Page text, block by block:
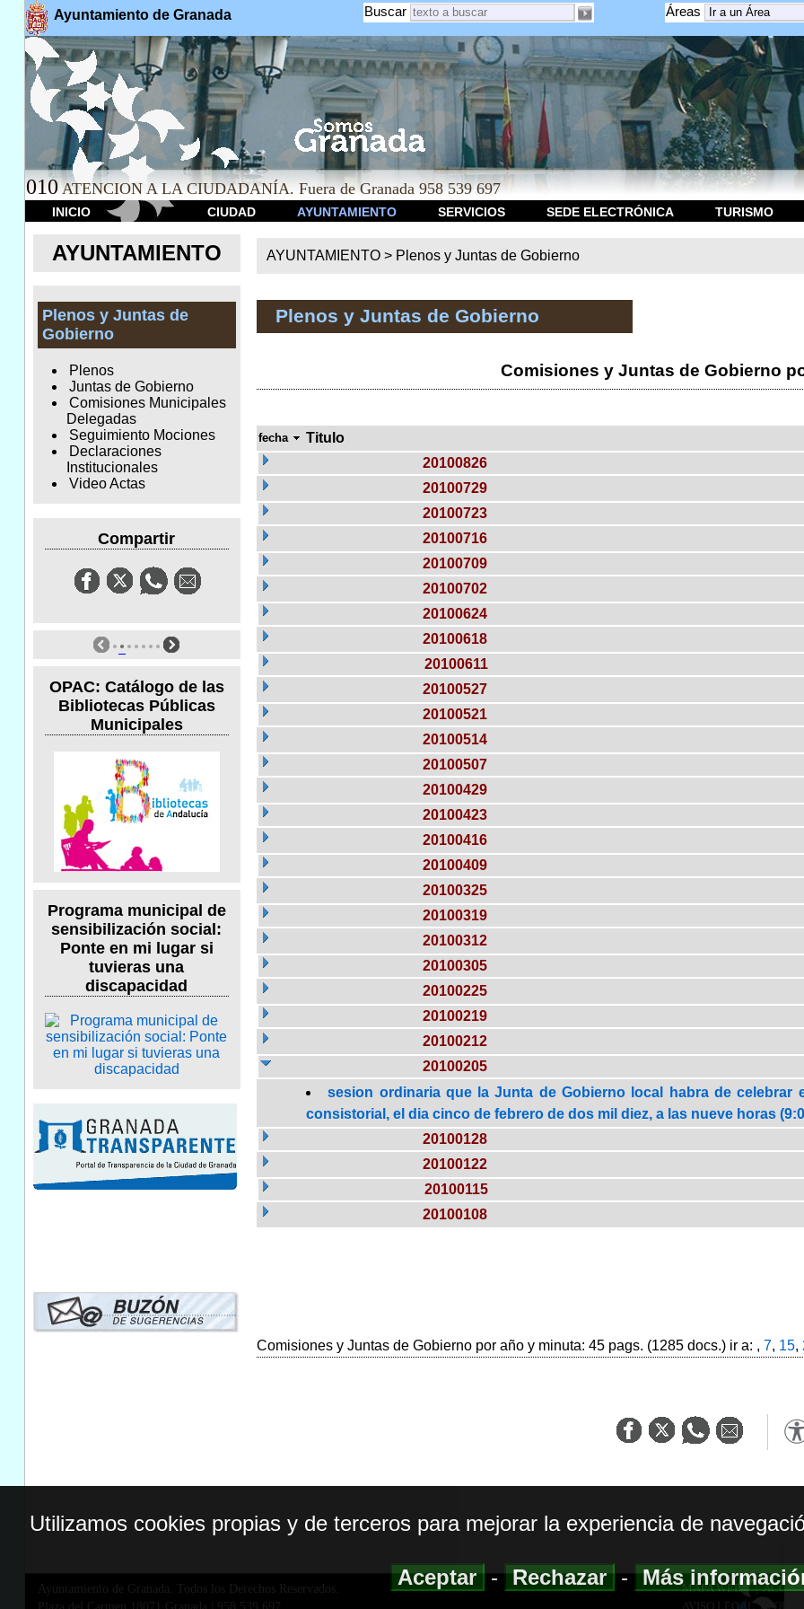
Ayuntamiento de Granada Áreas
Buscar
010 ATENCION A LA CIUDADANÍA. Fuera de Granada 958 539 697
INICIO CIUDAD AYUNTAMIENTO SERVICIOS SEDE ELECTRÓNICA TURISMO
AYUNTAMIENTO
Plenos y Juntas de
Gobierno
Plenos
Juntas de Gobierno
Comisiones Municipales
Delegadas
Seguimiento Mociones
Declaraciones
Institucionales
Video Actas
Compartir
OPAC: Catálogo de las
Bibliotecas Públicas
Municipales
Programa municipal de
sensibilización social:
Ponte en mi lugar si
tuvieras una
discapacidad
AYUNTAMIENTO > Plenos y Juntas de Gobierno
Plenos y Juntas de Gobierno
Comisiones y Juntas de Gobierno
fecha Titulo
20100826
20100729
20100723
20100716
20100709
20100702
20100624
20100618
20100611
20100527
20100521
20100514
20100507
20100429
20100423
20100416
20100409
20100325
20100319
20100312
20100305
20100225
20100219
20100212
20100205
sesion ordinaria que la Junta de Gobierno local habra de celebrar
consistorial, el dia cinco de febrero de dos mil diez, a las nueve horas
20100128
20100122
20100115
20100108
Comisiones y Juntas de Gobierno por año y minuta: 45 pags. (1285 docs.) ir a: , 7, 15,
Ayuntamiento de Granada. Todos los Derechos Reservados.
MAPA WEB|
AVISO LEGAL|
Utilizamos cookies propias y de terceros para mejorar la experiencia de
Aceptar-Rechazar-Más